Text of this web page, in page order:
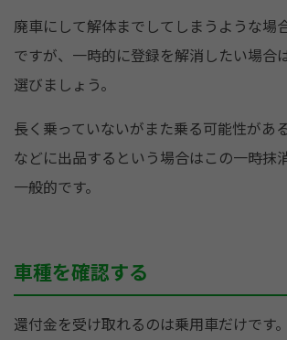
廃車にして解体までしてしまうような場
ですが、一時的に登録を解消したい場合
選びましょう。
長く乗っていないがまた乗る可能性があ
などに出品するという場合はこの一時抹
一般的です。
車種を確認する
還付金を受け取れるのは乗用車だけです。